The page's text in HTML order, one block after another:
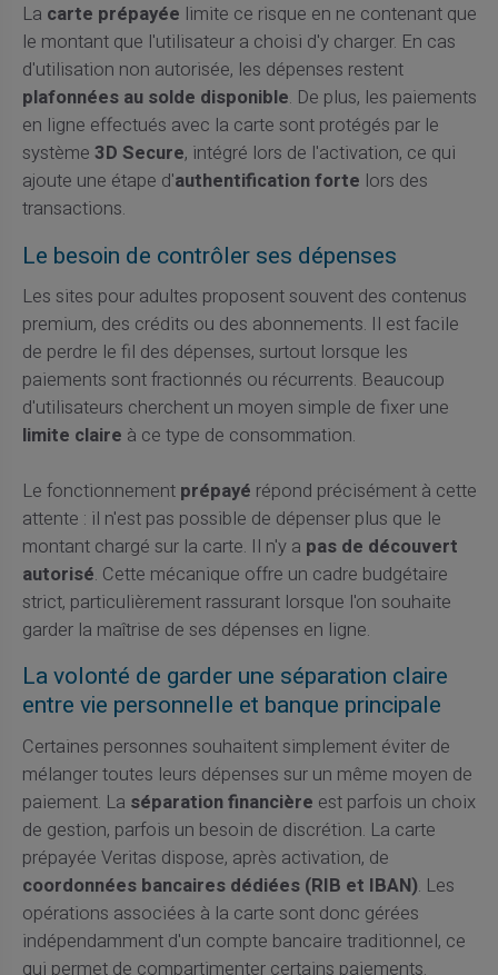
La carte prépayée limite ce risque en ne contenant que
le montant que l'utilisateur a choisi d'y charger. En cas
d'utilisation non autorisée, les dépenses restent
plafonnées au solde disponible. De plus, les paiements
en ligne effectués avec la carte sont protégés par le
système 3D Secure, intégré lors de l'activation, ce qui
ajoute une étape d'authentification forte lors des
transactions.
Le besoin de contrôler ses dépenses
Les sites pour adultes proposent souvent des contenus
premium, des crédits ou des abonnements. Il est facile
de perdre le fil des dépenses, surtout lorsque les
paiements sont fractionnés ou récurrents. Beaucoup
d'utilisateurs cherchent un moyen simple de fixer une
limite claire à ce type de consommation.
Le fonctionnement prépayé répond précisément à cette
attente : il n'est pas possible de dépenser plus que le
montant chargé sur la carte. Il n'y a pas de découvert
autorisé. Cette mécanique offre un cadre budgétaire
strict, particulièrement rassurant lorsque l'on souhaite
garder la maîtrise de ses dépenses en ligne.
La volonté de garder une séparation claire
entre vie personnelle et banque principale
Certaines personnes souhaitent simplement éviter de
mélanger toutes leurs dépenses sur un même moyen de
paiement. La séparation financière est parfois un choix
de gestion, parfois un besoin de discrétion. La carte
prépayée Veritas dispose, après activation, de
coordonnées bancaires dédiées (RIB et IBAN). Les
opérations associées à la carte sont donc gérées
indépendamment d'un compte bancaire traditionnel, ce
qui permet de compartimenter certains paiements.